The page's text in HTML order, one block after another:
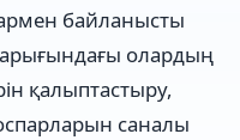
байланысты
олардың
қалыптастыру,
саналы